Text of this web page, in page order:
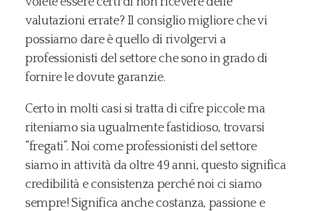
valutazioni errate? Il consiglio migliore che vi
possiamo dare è quello di rivolgervi a
professionisti del settore che sono in grado di
fornire le dovute garanzie.
Certo in molti casi si tratta di cifre piccole ma
riteniamo sia ugualmente fastidioso, trovarsi
“fregati”. Noi come professionisti del settore
siamo in attività da oltre 49 anni, questo significa
credibilità e consistenza perché noi ci siamo
sempre! Significa anche costanza, passione e